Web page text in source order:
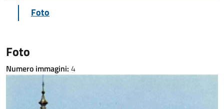
Foto
Foto
Numero immagini: 4